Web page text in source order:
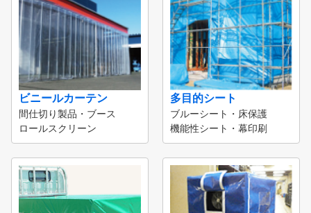
ビニールカーテン
間仕切り製品・ブース
ロールスクリーン
多目的シート
ブルーシート・床保護
機能性シート・幕印刷